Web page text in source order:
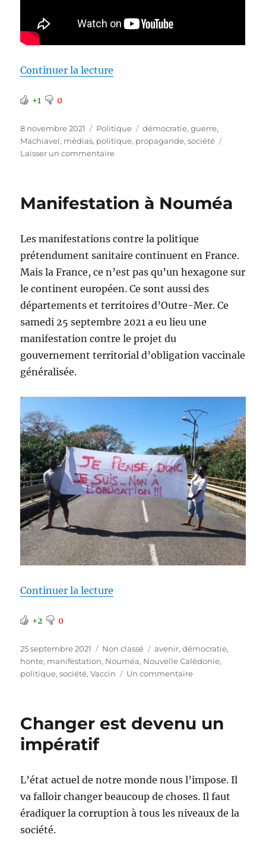
Continuer la lecture
+1 0
Publié
le
8 novembre 2021 Catégories
Politique Étiquettes
démocratie,guerre,
Machiavel, médias, politique, propagande,société
Laisser un commentairesur
Manifestation à Nouméa
Les manifestations contre la politique
prétendument sanitaire continuent en France.
Mais la France, ce n’est pas qu’un hexagone sur
le continent européen. Ce sont aussi des
départements et territoires d’Outre-Mer. Ce
samedi 25 septembre 2021 a eu lieu une
manifestation contre le projet du
gouvernement territorial d’obligation vaccinale
généralisée.
Continuer la lecture
+2 0
Publié
le
25 septembre 2021 Catégories
Non classé Étiquettes
avenir,démocratie,
honte, manifestation, Nouméa, Nouvelle Calédonie,
politique,société,Vaccin Un commentairesur
Changer est devenu un
impératif
L’état actuel de notre monde nous l’impose. Il
va falloir changer beaucoup de choses. Il faut
éradiquer la corruption à tous les niveaux de la
société.